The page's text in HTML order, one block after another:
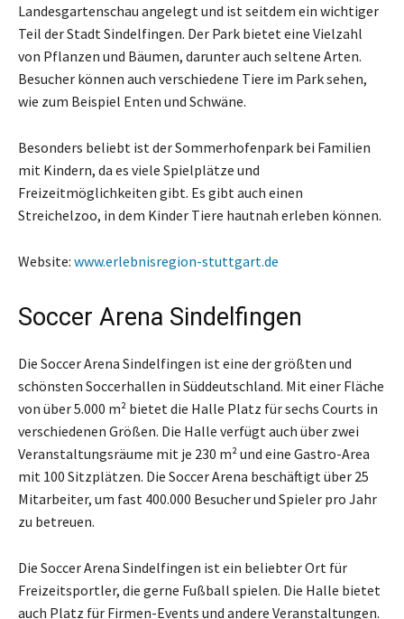
Landesgartenschau angelegt und ist seitdem ein wichtiger
Teil der Stadt Sindelfingen. Der Park bietet eine Vielzahl
von Pflanzen und Bäumen, darunter auch seltene Arten.
Besucher können auch verschiedene Tiere im Park sehen,
wie zum Beispiel Enten und Schwäne.
Besonders beliebt ist der Sommerhofenpark bei Familien
mit Kindern, da es viele Spielplätze und
Freizeitmöglichkeiten gibt. Es gibt auch einen
Streichelzoo, in dem Kinder Tiere hautnah erleben können.
Website: www.erlebnisregion-stuttgart.de
Soccer Arena Sindelfingen
Die Soccer Arena Sindelfingen ist eine der größten und
schönsten Soccerhallen in Süddeutschland. Mit einer Fläche
von über 5.000 m² bietet die Halle Platz für sechs Courts in
verschiedenen Größen. Die Halle verfügt auch über zwei
Veranstaltungsräume mit je 230 m² und eine Gastro-Area
mit 100 Sitzplätzen. Die Soccer Arena beschäftigt über 25
Mitarbeiter, um fast 400.000 Besucher und Spieler pro Jahr
zu betreuen.
Die Soccer Arena Sindelfingen ist ein beliebter Ort für
Freizeitsportler, die gerne Fußball spielen. Die Halle bietet
auch Platz für Firmen-Events und andere Veranstaltungen.